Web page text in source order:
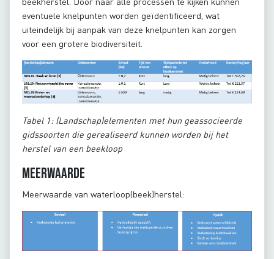
eventuele knelpunten worden geïdentificeerd, wat
uiteindelijk bij aanpak van deze knelpunten kan zorgen
voor een grotere biodiversiteit.
Tabel 1: (Landschap)elementen met hun geassocieerde
gidssoorten die gerealiseerd kunnen worden bij het
herstel van een beekloop
Meerwaarde
Meerwaarde van waterloop(beek)herstel: